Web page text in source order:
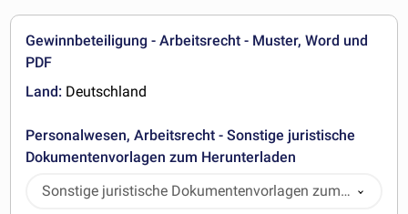
Gewinnbeteiligung - Arbeitsrecht - Muster, Word und
PDF
Land: Deutschland
Personalwesen, Arbeitsrecht - Sonstige juristische
Dokumentenvorlagen zum Herunterladen
Sonstige juristische Dokumentenvorlagen zum